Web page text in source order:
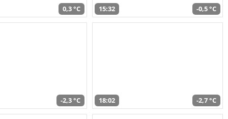
0,3 °C 15:32 -0,5 °C
-2,3 °C 18:02 -2,7 °C